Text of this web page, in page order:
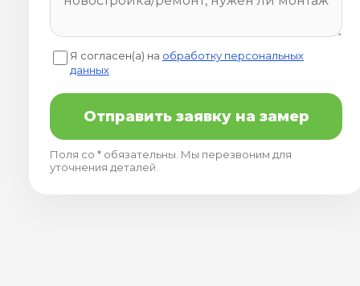
Я согласен(а) на обработку персональных
данных
Отправить заявку на замер
Поля со * обязательны. Мы перезвоним для
уточнения деталей.